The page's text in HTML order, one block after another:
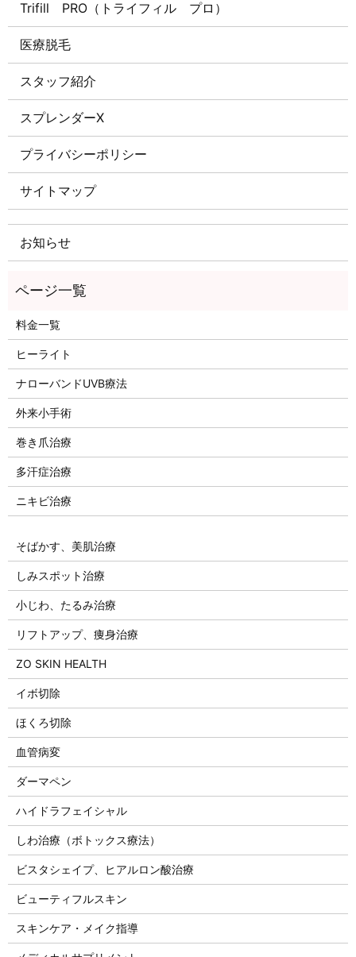
Trifill PRO（トライフィル プロ）
医療脱毛
スタッフ紹介
スプレンダーX
プライバシーポリシー
サイトマップ
お知らせ
料金一覧
ヒーライト
ナローバンドUVB療法
外来小手術
巻き爪治療
多汗症治療
ニキビ治療
そばかす、美肌治療
しみスポット治療
小じわ、たるみ治療
リフトアップ、痩身治療
ZO SKIN HEALTH
イボ切除
ほくろ切除
血管病変
ダーマペン
ハイドラフェイシャル
しわ治療（ボトックス療法）
ビスタシェイプ、ヒアルロン酸治療
ビューティフルスキン
スキンケア・メイク指導